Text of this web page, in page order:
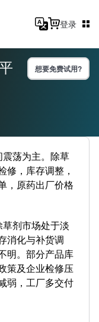
登录
想要免费试用?
荡为主。除草
修，库存调整，
，原药出厂价格
剂市场处于淡
消化与补货调
明。部分产品库
策及企业检修压
弱，工厂多交付